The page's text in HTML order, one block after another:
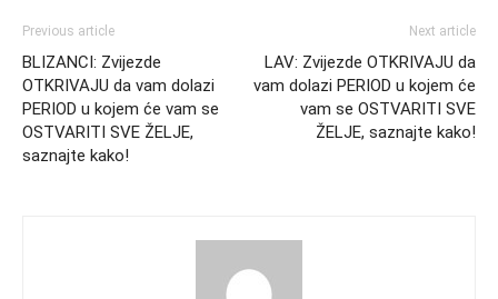
Previous article
BLIZANCI: Zvijezde
OTKRIVAJU da vam dolazi
PERIOD u kojem će vam se
OSTVARITI SVE ŽELJE,
saznajte kako!
Next article
LAV: Zvijezde OTKRIVAJU da
vam dolazi PERIOD u kojem će
vam se OSTVARITI SVE
ŽELJE, saznajte kako!